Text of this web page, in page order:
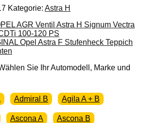
Kategorie: Astra H
Sie Ihr Automodell, Marke und
Admiral B Agila A + B
Ascona A Ascona B